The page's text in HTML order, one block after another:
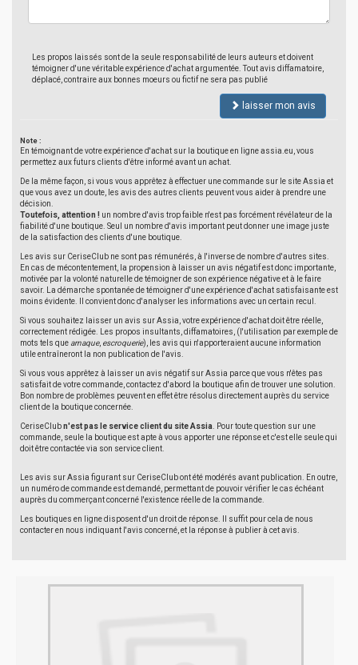
Les propos laissés sont de la seule responsabilité de leurs auteurs et doivent
témoigner d'une véritable expérience d'achat argumentée. Tout avis diffamatoire,
déplacé, contraire aux bonnes moeurs ou fictif ne sera pas publié
laisser mon avis
Note :
En témoignant de votre expérience d'achat sur la boutique en ligne assia.eu, vous
permettez aux futurs clients d'être informé avant un achat.
De la même façon, si vous vous apprêtez à effectuer une commande sur le site Assia et
que vous avez un doute, les avis des autres clients peuvent vous aider à prendre une
décision.
Toutefois, attention ! un nombre d'avis trop faible n'est pas forcément révélateur de la
fiabilité d'une boutique. Seul un nombre d'avis important peut donner une image juste
de la satisfaction des clients d'une boutique.
Les avis sur CeriseClub ne sont pas rémunérés, à l'inverse de nombre d'autres sites.
En cas de mécontentement, la propension à laisser un avis négatif est donc importante,
motivée par la volonté naturelle de témoigner de son expérience négative et à le faire
savoir. La démarche spontanée de témoigner d'une expérience d'achat satisfaisante est
moins évidente. Il convient donc d'analyser les informations avec un certain recul.
Si vous souhaitez laisser un avis sur Assia, votre expérience d'achat doit être réelle,
correctement rédigée. Les propos insultants, diffamatoires, (l'utilisation par exemple de
mots tels que arnaque, escroquerie), les avis qui n'apporteraient aucune information
utile entraîneront la non publication de l'avis.
Si vous vous apprêtez à laisser un avis négatif sur Assia parce que vous n'êtes pas
satisfait de votre commande, contactez d'abord la boutique afin de trouver une solution.
Bon nombre de problèmes peuvent en effet être résolus directement auprès du service
client de la boutique concernée.
CeriseClubn'est pas le service client du site Assia . Pour toute question sur une
commande, seule la boutique est apte à vous apporter une réponse et c'est elle seule qui
doit être contactée via son service client.
Les avis sur Assia figurant sur CeriseClub ont été modérés avant publication. En outre,
un numéro de commande est demandé, permettant de pouvoir vérifier le cas échéant
auprès du commerçant concerné l'existence réelle de la commande.
Les boutiques en ligne disposent d'un droit de réponse. Il suffit pour cela de nous
contacter en nous indiquant l'avis concerné, et la réponse à publier à cet avis.